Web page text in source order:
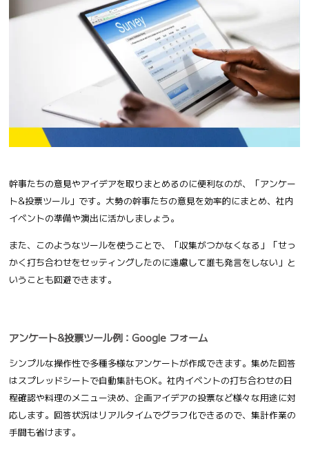
幹事たちの意見やアイデアを取りまとめるのに便利なのが、「アンケー
ト&投票ツール」です。大勢の幹事たちの意見を効率的にまとめ、社内
イベントの準備や演出に活かしましょう。
また、このようなツールを使うことで、「収集がつかなくなる」「せっ
かく打ち合わせをセッティングしたのに遠慮して誰も発言をしない」と
いうことも回避できます。
アンケート&投票ツール例：Google フォーム
シンプルな操作性で多種多様なアンケートが作成できます。集めた回答
はスプレッドシートで自動集計もOK。社内イベントの打ち合わせの日
程確認や料理のメニュー決め、企画アイデアの投票など様々な用途に対
応します。回答状況はリアルタイムでグラフ化できるので、集計作業の
手間も省けます。